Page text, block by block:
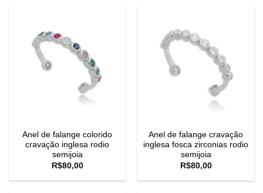
Anel de falange colorido
cravação inglesa rodio
semijoia
R$80,00
Anel de falange cravação
inglesa fosca zirconias rodio
semijoia
R$80,00